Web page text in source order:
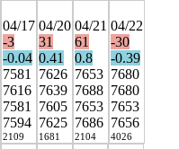
04/17
-3
-0.04
7581
7616
7581
7594
2109
04/20
31
0.41
7626
7639
7605
7625
1681
04/21
61
0.8
7653
7688
7653
7686
2104
04/22
-30
-0.39
7680
7680
7653
7656
4026